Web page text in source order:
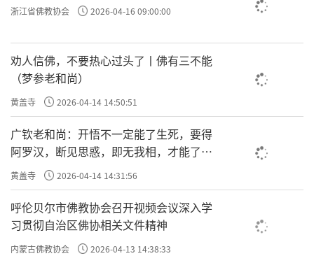
浙江省佛教协会 2026-04-16 09:00:00
劝人信佛，不要热心过头了丨佛有三不能
（梦参老和尚）
黄盖寺 2026-04-14 14:50:51
广钦老和尚：开悟不一定能了生死，要得
阿罗汉，断见思惑，即无我相，才能了生
死
黄盖寺 2026-04-14 14:31:56
呼伦贝尔市佛教协会召开视频会议深入学
习贯彻自治区佛协相关文件精神
内蒙古佛教协会 2026-04-13 14:38:33